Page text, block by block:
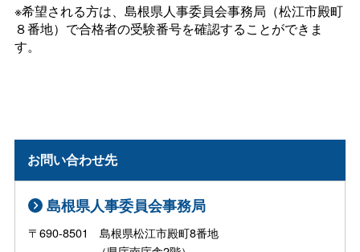
※希望される方は、島根県人事委員会事務局（松江市殿町
８番地）で合格者の受験番号を確認することができま
す。
お問い合わせ先
島根県人事委員会事務局
〒690-8501 島根県松江市殿町8番地